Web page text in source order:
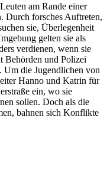
am Rande einer
Durch forsches Auftreten,
sie, Überlegenheit
gelten sie als
verdienen, wenn sie
Behörden und Polizei
Um die Jugendlichen von
Hanno und Katrin für
ein, wo sie
sollen. Doch als die
bahnen sich Konflikte